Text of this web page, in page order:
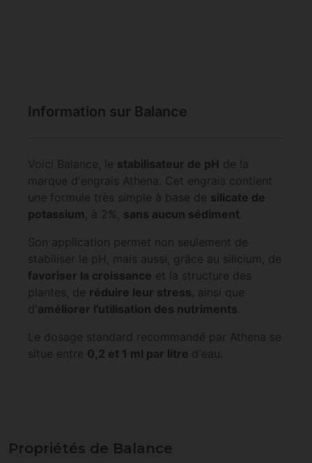
Information sur Balance
Voici Balance, le stabilisateur de pH de la
marque d'engrais Athena. Cet engrais contient
une formule très simple à base de silicate de
potassium , à 2%, sans aucun sédiment.
Son application permet non seulement de
stabiliser le pH, mais aussi, grâce au silicium, de
favoriser la croissance et la structure des
plantes, de réduire leur stress, ainsi que
d' améliorer l'utilisation des nutriments.
Le dosage standard recommandé par Athena se
situe entre 0,2 et 1 ml par litre d'eau.
Propriétés de Balance